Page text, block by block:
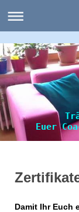
Euer
Damit Ihr Euch